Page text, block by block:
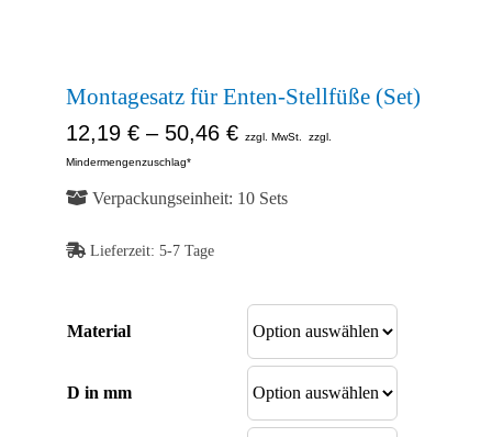
Montagesatz für Enten-Stellfüße (Set)
12,19 € – 50,46 € zzgl. MwSt. zzgl.
Mindermengenzuschlag*
Verpackungseinheit: 10 Sets
Lieferzeit: 5-7 Tage
Material
D in mm